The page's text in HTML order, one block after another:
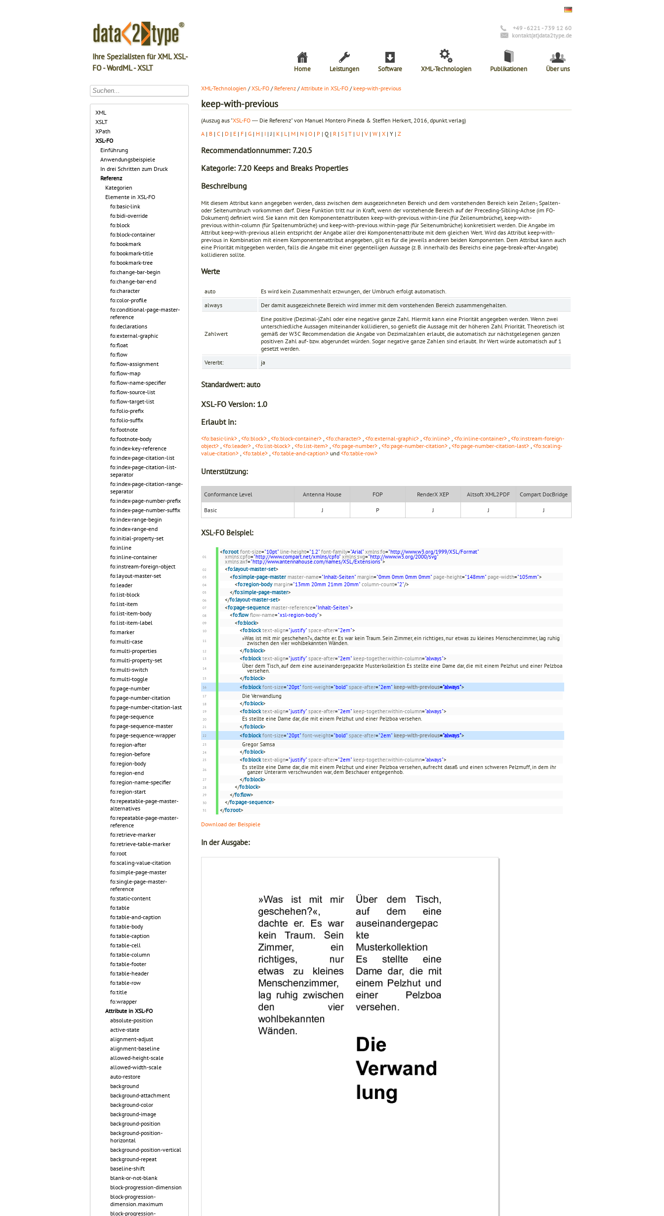
Ihre Spezialisten für XML XSL-
FO - WordML - XSLT
+49 - 6221 - 739 12 60
kontakt(at)data2type.de
Home Leistungen Software XML-Technologien Publikationen Über uns
XML
XSLT
XPath
XSL-FO
Einführung
Anwendungsbeispiele
In drei Schritten zum Druck
Referenz
Kategorien
Elemente in XSL-FO
fo:basic-link
fo:bidi-override
fo:block
fo:block-container
fo:bookmark
fo:bookmark-title
fo:bookmark-tree
fo:change-bar-begin
fo:change-bar-end
fo:character
fo:color-profile
fo:conditional-page-master-
reference
fo:declarations
fo:external-graphic
fo:float
fo:flow
fo:flow-assignment
fo:flow-map
fo:flow-name-specifier
fo:flow-source-list
fo:flow-target-list
fo:folio-prefix
fo:folio-suffix
fo:footnote
fo:footnote-body
fo:index-key-reference
fo:index-page-citation-list
fo:index-page-citation-list-
separator
fo:index-page-citation-range-
separator
fo:index-page-number-prefix
fo:index-page-number-suffix
fo:index-range-begin
fo:index-range-end
fo:initial-property-set
fo:inline
fo:inline-container
fo:instream-foreign-object
fo:layout-master-set
fo:leader
fo:list-block
fo:list-item
fo:list-item-body
fo:list-item-label
fo:marker
fo:multi-case
fo:multi-properties
fo:multi-property-set
fo:multi-switch
fo:multi-toggle
fo:page-number
fo:page-number-citation
fo:page-number-citation-last
fo:page-sequence
fo:page-sequence-master
fo:page-sequence-wrapper
fo:region-after
fo:region-before
fo:region-body
fo:region-end
fo:region-name-specifier
fo:region-start
fo:repeatable-page-master-
alternatives
fo:repeatable-page-master-
reference
fo:retrieve-marker
fo:retrieve-table-marker
fo:root
fo:scaling-value-citation
fo:simple-page-master
fo:single-page-master-
reference
fo:static-content
fo:table
fo:table-and-caption
fo:table-body
fo:table-caption
fo:table-cell
fo:table-column
fo:table-footer
fo:table-header
fo:table-row
fo:title
fo:wrapper
Attribute in XSL-FO
absolute-position
active-state
alignment-adjust
alignment-baseline
allowed-height-scale
allowed-width-scale
auto-restore
background
background-attachment
background-color
background-image
background-position
background-position-
horizontal
background-position-vertical
background-repeat
baseline-shift
blank-or-not-blank
block-progression-dimension
block-progression-
dimension.maximum
block-progression-
XML-Technologien /XSL-FO / Referenz /Attribute in XSL-FO / keep-with-previous
keep-with-previous
(Auszug aus "XSL-FO ― Die Referenz" von Manuel Montero Pineda & Steffen Herkert, 2016, dpunkt.verlag)
A | B | C | D | E | F | G | H | I | J | K | L | M | N | O | P | Q | R | S | T | U | V | W | X | Y | Z
Recommendationnummer: 7.20.5
Kategorie: 7.20 Keeps and Breaks Properties
Beschreibung
Mit diesem Attribut kann angegeben werden, dass zwischen dem ausgezeichneten Bereich und dem vorstehenden Bereich kein Zeilen-, Spalten-
oder Seitenumbruch vorkommen darf. Diese Funktion tritt nur in Kraft, wenn der vorstehende Bereich auf der Preceding-Sibling-Achse (im FO-
Dokument) definiert wird. Sie kann mit den Komponentenattributen keep-with-previous.within-line (für Zeilenumbrüche), keep-with-
previous.within-column (für Spaltenumbrüche) und keep-with-previous.within-page (für Seitenumbrüche) konkretisiert werden. Die Angabe im
Attribut keep-with-previous allein entspricht der Angabe aller drei Komponentenattribute mit dem gleichen Wert. Wird das Attribut keep-with-
previous in Kombination mit einem Komponentenattribut angegeben, gilt es für die jeweils anderen beiden Komponenten. Dem Attribut kann auch
eine Priorität mitgegeben werden, falls die Angabe mit einer gegenteiligen Aussage (z. B. innerhalb des Bereichs eine page-break-after-Angabe)
kollidieren sollte.
Werte
auto
Es wird kein Zusammenhalt erzwungen, der Umbruch erfolgt automatisch.
always
Der damit ausgezeichnete Bereich wird immer mit dem vorstehenden Bereich zusammengehalten.
Zahlwert
Eine positive (Dezimal-)Zahl oder eine negative ganze Zahl. Hiermit kann eine Priorität angegeben werden. Wenn zwei
unterschiedliche Aussagen miteinander kollidieren, so genießt die Aussage mit der höheren Zahl Priorität. Theoretisch ist
gemäß der W3C Recommendation die Angabe von Dezimalzahlen erlaubt, die automatisch zur nächstgelegenen ganzen
positiven Zahl auf- bzw. abgerundet würden. Sogar negative ganze Zahlen sind erlaubt. Ihr Wert würde automatisch auf 1
gesetzt werden.
Vererbt:
ja
Standardwert:auto
XSL-FO Version: 1.0
Erlaubt in:
<fo:basic-link> , <fo:block> , <fo:block-container> , <fo:character> , <fo:external-graphic> , <fo:inline> , <fo:inline-container> , <fo:instream-foreign-
object> , <fo:leader> , <fo:list-block> , <fo:list-item> , <fo:page-number> , <fo:page-number-citation> , <fo:page-number-citation-last> , <fo:scaling-
value-citation> , <fo:table> , <fo:table-and-caption> und <fo:table-row>
Unterstützung:
Conformance Level Antenna House FOP RenderX XEP Altsoft XML2PDF Compart DocBridge
Basic J P J J J
XSL-FO Beispiel:
<fo:root font-size="10pt" line-height="1.2" font-family="Arial" xmlns:fo="http://www.w3.org/1999/XSL/Format"
xmlns:cpfo="http://www.compart.net/xmlns/cpfo" xmlns:svg="http://www.w3.org/2000/svg"
xmlns:axf="http://www.antennahouse.com/names/XSL/Extensions">
<fo:layout-master-set>
<fo:simple-page-master master-name="Inhalt-Seiten" margin="0mm 0mm 0mm 0mm" page-height="148mm" page-width="105mm">
<fo:region-body margin="13mm 20mm 21mm 20mm" column-count="2"/>
</fo:simple-page-master>
</fo:layout-master-set>
<fo:page-sequence master-reference="Inhalt-Seiten">
<fo:flow flow-name="xsl-region-body">
<fo:block>
<fo:block text-align="justify" space-after="2em">
»Was ist mit mir geschehen?«, dachte er. Es war kein Traum. Sein Zimmer, ein richtiges, nur etwas zu kleines Menschenzimmer, lag ruhig
zwischen den vier wohlbekannten Wänden.
</fo:block>
<fo:block text-align="justify" space-after="2em" keep-together.within-column="always">
Über dem Tisch, auf dem eine auseinandergepackte Musterkollektion Es stellte eine Dame dar, die mit einem Pelzhut und einer Pelzboa
versehen.
</fo:block>
<fo:block font-size="20pt" font-weight="bold" space-after="2em" keep-with-previous="always">
Die Verwandlung
</fo:block>
<fo:block text-align="justify" space-after="2em" keep-together.within-column="always">
Es stellte eine Dame dar, die mit einem Pelzhut und einer Pelzboa versehen.
</fo:block>
<fo:block font-size="20pt" font-weight="bold" space-after="2em" keep-with-previous="always">
Gregor Samsa
</fo:block>
<fo:block text-align="justify" space-after="2em" keep-together.within-column="always">
Es stellte eine Dame dar, die mit einem Pelzhut und einer Pelzboa versehen, aufrecht dasaß und einen schweren Pelzmuff, in dem ihr
ganzer Unterarm verschwunden war, dem Beschauer entgegenhob.
</fo:block>
</fo:block>
</fo:flow>
</fo:page-sequence>
</fo:root>
Download der Beispiele
In der Ausgabe: